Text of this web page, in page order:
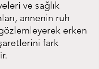
ve sağlık
annenin ruh
erken
fark